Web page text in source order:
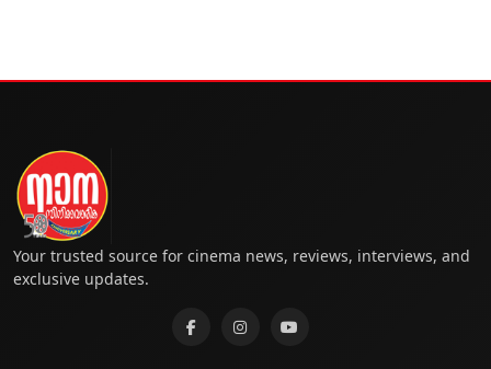
Your trusted source for cinema news, reviews, interviews, and
exclusive updates.